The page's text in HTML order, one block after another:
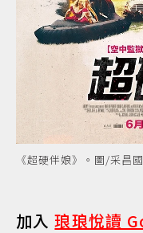
《超硬伴娘》。圖/采昌
加入琅琅悅讀